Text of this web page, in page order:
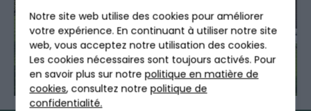
Notre site web utilise des cookies pour améliorer
votre expérience. En continuant à utiliser notre site
web, vous acceptez notre utilisation des cookies.
Les cookies nécessaires sont toujours activés. Pour
en savoir plus sur notrepolitique en matière de
cookies, consultez notrepolitique de
confidentialité.